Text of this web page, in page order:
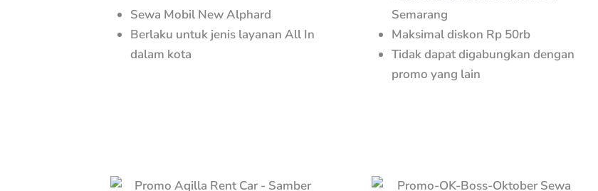
Sewa Mobil New Alphard
Berlaku untuk jenis layanan All In
dalam kota
Semarang
Maksimal diskon Rp 50rb
Tidak dapat digabungkan dengan
promo yang lain